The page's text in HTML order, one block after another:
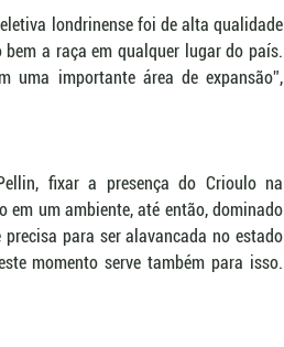
londrinense foi de alta qualidade
a raça em qualquer lugar do país.
uma importante área de expansão”,
fixar a presença do Crioulo na
em um ambiente, até então, dominado
para ser alavancada no estado
momento serve também para isso.